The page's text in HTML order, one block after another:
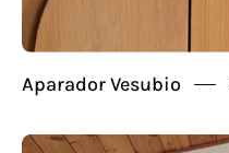
Aparador Vesubio